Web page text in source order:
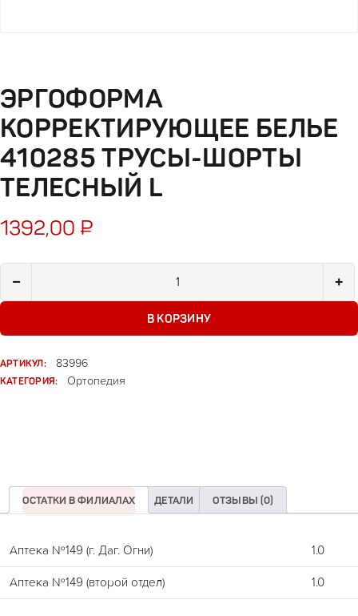
ЭРГОФОРМА
КОРРЕКТИРУЮЩЕЕ БЕЛЬЕ
410285 ТРУСЫ-ШОРТЫ
ТЕЛЕСНЫЙ L
1392,00 ₽
− +
В КОРЗИНУ
АРТИКУЛ:
83996
КАТЕГОРИЯ:
Ортопедия
ОСТАТКИ В ФИЛИАЛАХ ДЕТАЛИ ОТЗЫВЫ (0)
Аптека №149 (г. Даг. Огни) 1.0
Аптека №149 (второй отдел) 1.0